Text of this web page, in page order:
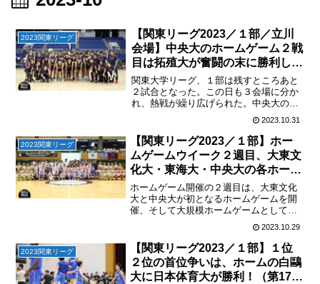
2023関東リーグ
【関東リーグ2023／１部／立川
会場】中央大のホームゲーム２戦
目は拓殖大が奮闘の末に勝利し自
動降格を回避、早稲田大の２部降
格が決定（第19節/2023.10.29）
関東大学リーグ、１部は残すところあと
２試合となった。この日も３会場に分か
れ、熱戦が繰り広げられた。中央大のホ
ームゲームは死力を尽くした拓殖大が歓
喜の勝利アリーナ立川立飛では、ホーム
の中央大が拓殖大を２戦目の相手として
迎え撃った。この日、東海...
2023.10.31
2023関東リーグ
【関東リーグ2023／１部】ホー
ムゲームウイーク２週目、大東文
化大・東海大・中央大の各ホーム
チームが勝利！優勝争いをする白
鷗大と日本体育大はともに敗北
（第18節/2023.10.28）
ホームゲーム開催の２週目は、大東文化
大と中央大が初となるホームゲームを開
催、そして大規模ホームゲームとして定
着している東海大もホーム開催となり、
３会場でそれぞれのチームが観客の応援
を背に戦った。日本体育大が日本大に敗
北し、痛い４敗目前節、優...
2023.10.29
2023関東リーグ
【関東リーグ2023／１部】１位
２位の首位争いは、ホームの白鷗
大に日本体育大が勝利！（第17